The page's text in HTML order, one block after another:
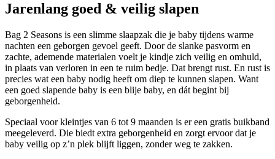
Jarenlang goed & veilig slapen
Bag 2 Seasons is een slimme slaapzak die je baby tijdens warme
nachten een geborgen gevoel geeft. Door de slanke pasvorm en
zachte, ademende materialen voelt je kindje zich veilig en omhuld,
in plaats van verloren in een te ruim bedje. Dat brengt rust. En rust is
precies wat een baby nodig heeft om diep te kunnen slapen. Want
een goed slapende baby is een blije baby, en dát begint bij
geborgenheid.
Speciaal voor kleintjes van 6 tot 9 maanden is er een gratis buikband
meegeleverd. Die biedt extra geborgenheid en zorgt ervoor dat je
baby veilig op z’n plek blijft liggen, zonder weg te zakken.